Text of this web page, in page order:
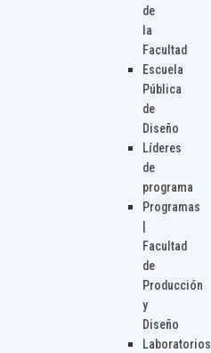
de
la
Facultad
Escuela
Pública
de
Diseño
Líderes
de
programa
Programas
Facultad
de
Producción
y
Diseño
Laboratorios